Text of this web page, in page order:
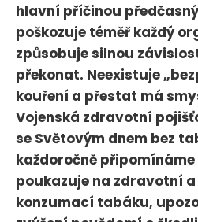
hlavní příčinou
poškozuje téměř každý
způsobuje silnou
překonat. Neexistuje
kouření a přestat má
Vojenská zdravotní
se Světovým dnem bez
každoročně připomínáme
poukazuje na zdravotní
konzumací tabáku,